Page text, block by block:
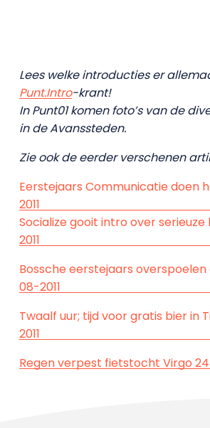
Lees welke introducties er
Punt.Intro-krant!
In Punt01 komen foto’s van de
in de Avanssteden.
Zie ook de eerder verschenen
Eerstejaars Communicatie doen
2011
Socialize gooit intro over
2011
Bossche eerstejaars
08-2011
Twaalf uur; tijd voor gratis bier in
2011
Regen verpest fietstocht Virgo